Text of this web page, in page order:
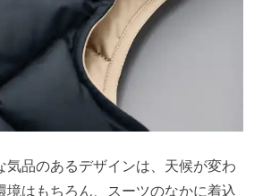
気品のあるデザインは、天候が変わ
境はもちろん、スーツのなかに着込